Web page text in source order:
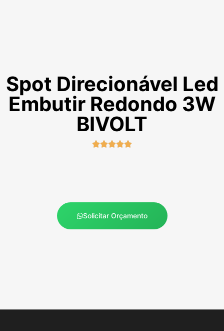
Spot Direcionável Led
Embutir Redondo 3W
BIVOLT

Solicitar Orçamento